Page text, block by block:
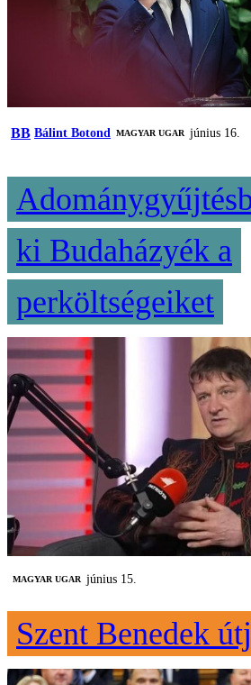
BB Bálint Botond MAGYAR UGAR június 16.
ki Budaházyék a
perköltségeiket
MAGYAR UGAR június 15.
Szent Benedek